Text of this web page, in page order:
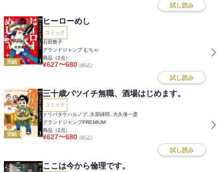
試し読み
完結
ヒーローめし
コミック
石田敦子
グランドジャンプ むちゃ
商品（2点）
¥627〜680 (税込)
試し読み
完結
三十歳バツイチ無職、酒場はじめます。
コミック
トリバタケハルノブ, 久部緑郎, 大久保一彦
グランドジャンプPREMIUM
商品（2点）
¥627〜680 (税込)
試し読み
ここは今から倫理です。